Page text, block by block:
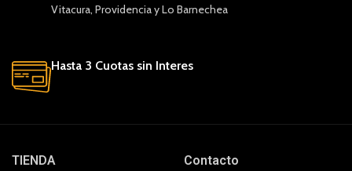
Vitacura, Providencia y Lo Barnechea
Hasta 3 Cuotas sin Interes
TIENDA Contacto